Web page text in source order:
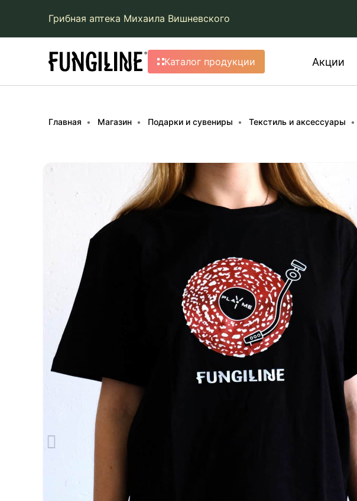
Грибная аптека Михаила Вишневского
Каталог продукции Акции
Главная Магазин Подарки и сувениры Текстиль и аксессуары